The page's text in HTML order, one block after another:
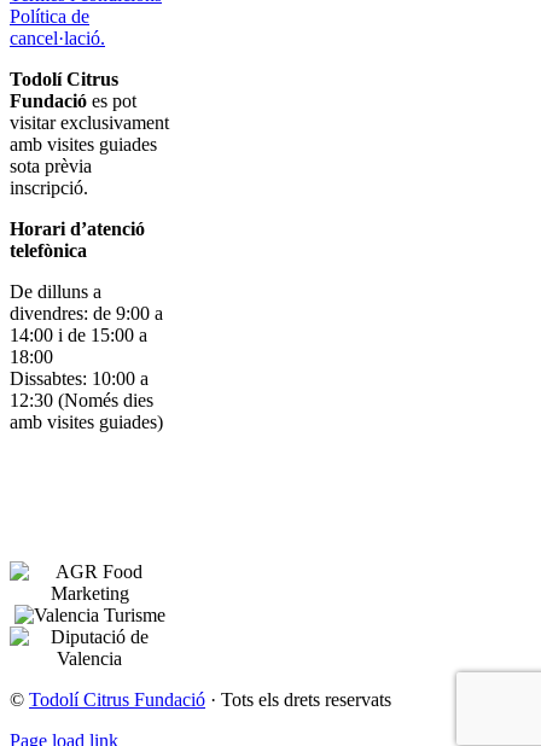
Política de
cancel·lació.
Todolí Citrus
Fundació es pot
visitar exclusivament
amb visites guiades
sota prèvia
inscripció.
Horari d’atenció
telefònica
De dilluns a
divendres: de 9:00 a
14:00 i de 15:00 a
18:00
Dissabtes: 10:00 a
12:30 (Només dies
amb visites guiades)
© Todolí Citrus Fundació · Tots els drets reservats
Page load link